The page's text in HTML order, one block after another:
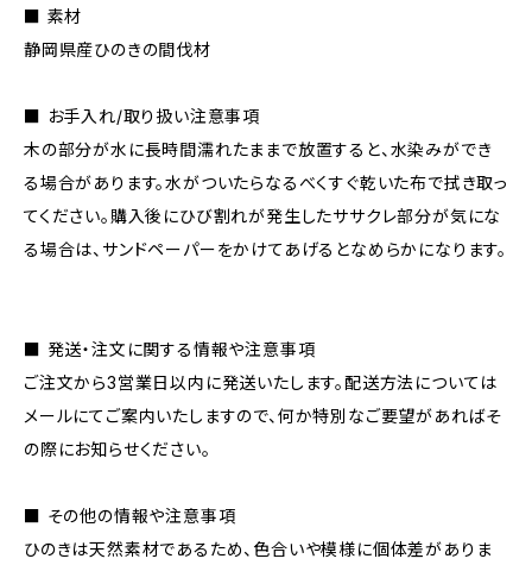
■ 素材
静岡県産ひのきの間伐材
■ お手入れ/取り扱い注意事項
木の部分が水に長時間濡れたままで放置すると、水染みができ
る場合があります。水がついたらなるべくすぐ乾いた布で拭き取っ
てください。購入後にひび割れが発生したササクレ部分が気にな
る場合は、サンドペーパーをかけてあげるとなめらかになります。
■ 発送・注文に関する情報や注意事項
ご注文から3営業日以内に発送いたします。配送方法については
メールにてご案内いたしますので、何か特別なご要望があればそ
の際にお知らせください。
■ その他の情報や注意事項
ひのきは天然素材であるため、色合いや模様に個体差がありま